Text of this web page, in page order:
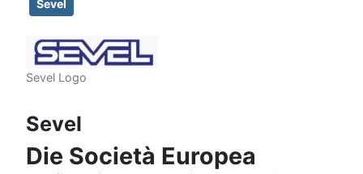
Sevel
Sevel Logo
Sevel
Die Società Europea